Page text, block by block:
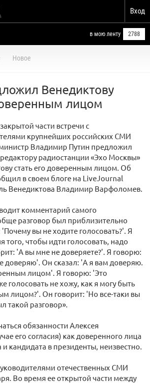
Вход
в мою ленту 2788
Новое
Венедиктову
лицом
части встречи с
крупнейших российских СМИ
Владимир Путин предложил
радиостанции «Эхо Москвы»
стать его доверенным лицом. Об
в своем блоге на LiveJournal
Венедиктова Владимир Варфоломев.
комментарий самого
разговор был приблизительно
вы не ходите голосовать?'. Я
того, чтобы идти голосовать, надо
'А вы мне не доверяете?'. Я говорю:
доверяю'. Он сказал: 'А я вам доверяю.
лицом'. Я говорю: 'Это
голосовать не хожу, как я могу быть
лицом?'. Он говорит: 'Но все-таки вы
такой разговор».
обязанности Алексея
его согласия) как доверенного лица
кандидата в президенты, неизвестно.
отечественных СМИ
Во время ее открытой части между